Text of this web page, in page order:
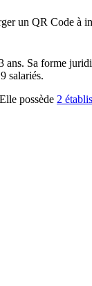
un QR Code à
ans. Sa forme
salariés.
Elle possède 2